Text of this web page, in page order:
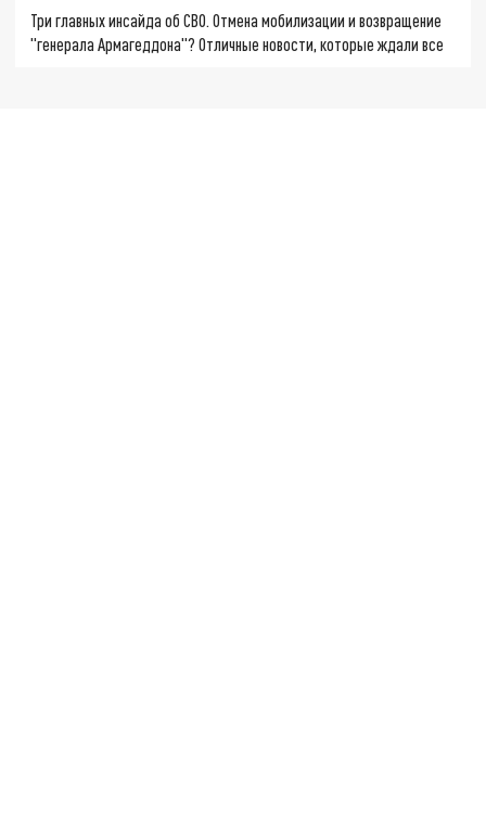
Три главных инсайда об СВО. Отмена мобилизации и возвращение
"генерала Армагеддона"? Отличные новости, которые ждали все